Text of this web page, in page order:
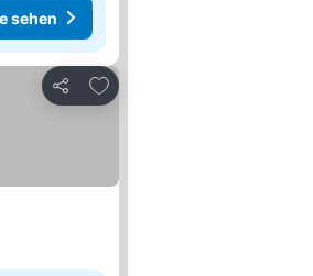
sehen
Teilen
Zu Favoriten hinzufügen